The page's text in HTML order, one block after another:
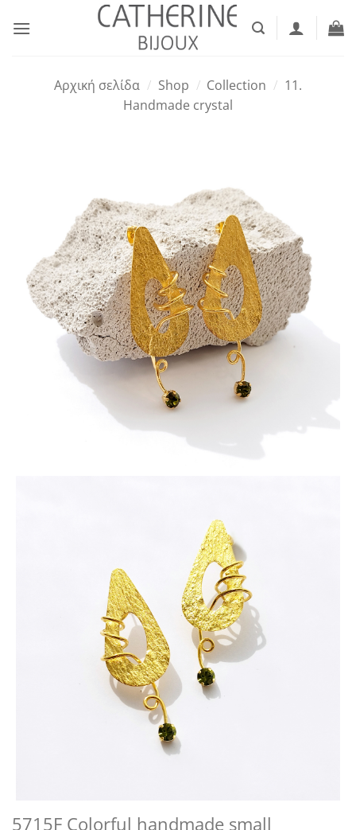
στο
Αρχική σελίδα / Shop / Collection / 11.
Handmade crystal
5715F Colorful handmade small